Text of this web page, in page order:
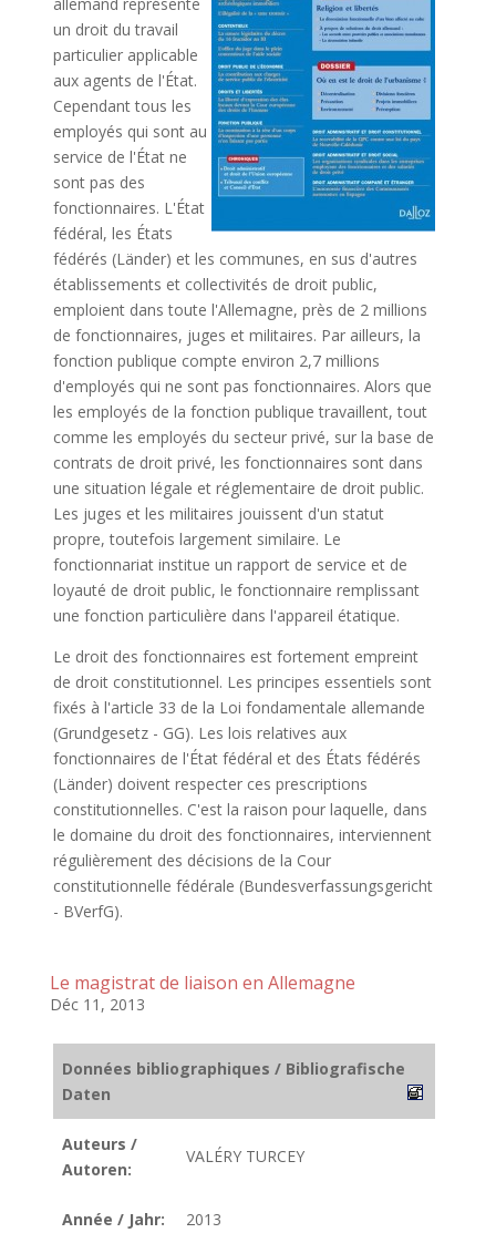
un droit du travail
particulier applicable
aux agents de l'État.
Cependant tous les
employés qui sont au
service de l'État ne
sont pas des
fonctionnaires. L'État
fédéral, les États
fédérés (Länder) et les communes, en sus d'autres
établissements et collectivités de droit public,
emploient dans toute l'Allemagne, près de 2 millions
de fonctionnaires, juges et militaires. Par ailleurs, la
fonction publique compte environ 2,7 millions
d'employés qui ne sont pas fonctionnaires. Alors que
les employés de la fonction publique travaillent, tout
comme les employés du secteur privé, sur la base de
contrats de droit privé, les fonctionnaires sont dans
une situation légale et réglementaire de droit public.
Les juges et les militaires jouissent d'un statut
propre, toutefois largement similaire. Le
fonctionnariat institue un rapport de service et de
loyauté de droit public, le fonctionnaire remplissant
une fonction particulière dans l'appareil étatique.
Le droit des fonctionnaires est fortement empreint
de droit constitutionnel. Les principes essentiels sont
fixés à l'article 33 de la Loi fondamentale allemande
(Grundgesetz - GG). Les lois relatives aux
fonctionnaires de l'État fédéral et des États fédérés
(Länder) doivent respecter ces prescriptions
constitutionnelles. C'est la raison pour laquelle, dans
le domaine du droit des fonctionnaires, interviennent
régulièrement des décisions de la Cour
constitutionnelle fédérale (Bundesverfassungsgericht
- BVerfG).
Le magistrat de liaison en Allemagne
Déc 11, 2013
Données bibliographiques / Bibliografische
Daten
Auteurs /
Autoren:
VALÉRY TURCEY
Année / Jahr: 2013